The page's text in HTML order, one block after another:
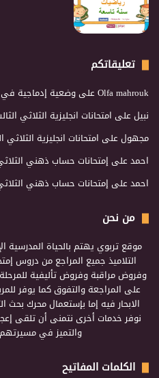
تعليقاتكم
Olfa mahroukعلى وضعية إدماجية في
نبيلعلى امتحانات انجليزية الثلاثي
مجهولعلى امتحانات انجليزية الثلاثي
احمدعلى إمتحانات حساب ذهني
احمدعلى إمتحانات حساب ذهني
من نحن
موقع تربوي يهتم بالحياة المدرسية
التلاميذ جميع المراجع من دروس
وفروض مراقبة وفروض تأليفية
على المراجعة والتفوق كما يوفر
الابحار فيه إما بإستعمال محرك بحث
نوفر خدمات أخرى نتمنى أن تلقى
والتميز في مسيرتهم
الكلمات المفاتيح